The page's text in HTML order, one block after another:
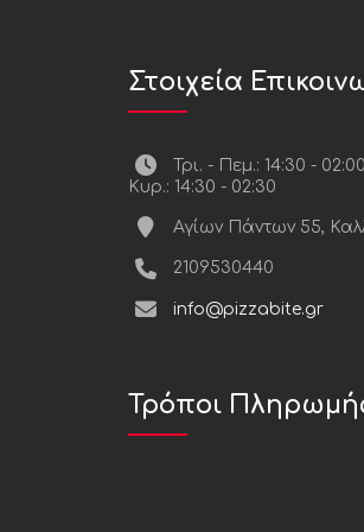
Στοιχεία
Τρι. - Πεμ.: 14:30 -
Κυρ.: 14:30 - 02:30
Αγίων Πάντων 55,
2109530440
info@pizzabite.gr
Τρόποι